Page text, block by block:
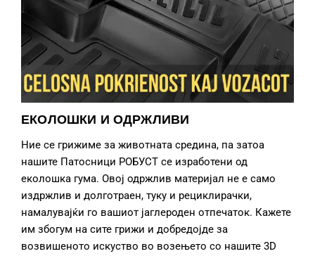
ЕКОЛОШКИ И ОДРЖЛИВИ
Ние се грижиме за животната средина, па затоа
нашите Патосници РОБУСТ се изработени од
еколошка гума. Овој одржлив материјал не е само
издржлив и долготраен, туку и рециклирачки,
намалувајќи го вашиот јаглероден отпечаток. Кажете
им збогум на сите грижи и добредојде за
возвишеното искуство во возењето со нашите 3D